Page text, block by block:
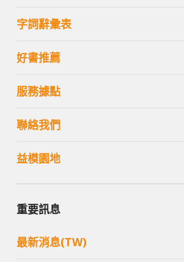
字詞辭彙表
好書推薦
服務據點
聯絡我們
益模園地
重要訊息
最新消息(TW)